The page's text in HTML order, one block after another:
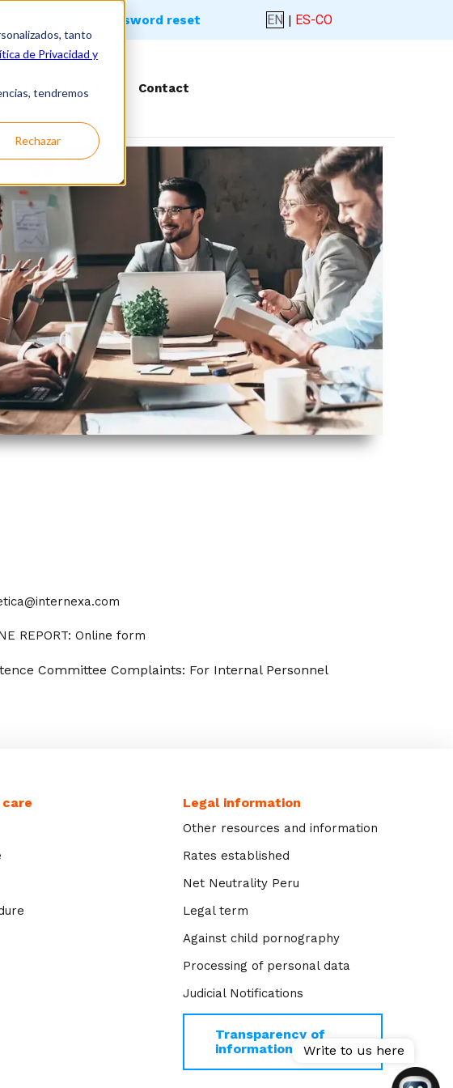
tanto
de Privacidad y
tendremos
Rechazar
Employee - Password reset EN | ES-CO
Network Contact
REPORT: Online form
Committee Complaints: For Internal Personnel
Legal information
Other resources and information
Rates established
Net Neutrality Peru
Legal term
Against child pornography
Processing of personal data
Judicial Notifications
Transparency of
information >>Write to us here